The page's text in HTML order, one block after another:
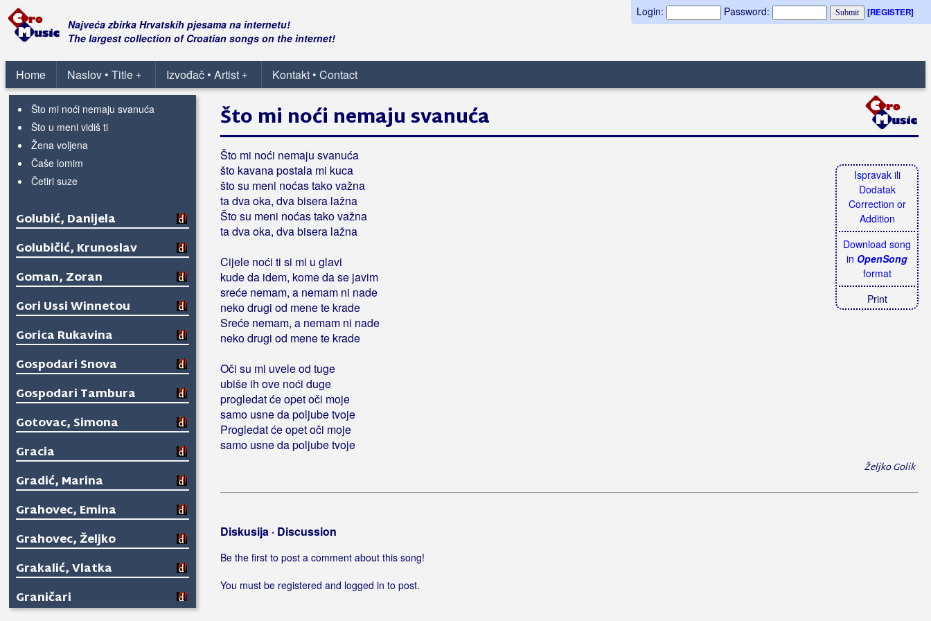
Login: Password: [REGISTER]
Najveća zbirka Hrvatskih pjesama na internetu!
The largest collection of Croatian songs on the internet!
Home +
Naslov • Title +
Izvođač • Artist Kontakt • Contact
Za mene nemoj brinuti
Zagrli me nježno
Zemljotres
Zora svanjava
Što mi noći nemaju svanuća
Što u meni vidiš ti
Žena voljena
Čaše lomim
Četiri suze
Golubić, Danijela
Golubičić, Krunoslav
Goman, Zoran
Gori Ussi Winnetou
Gorica Rukavina
Gospodari Snova
Gospodari Tambura
Gotovac, Simona
Gracia
Gradić, Marina
Grahovec, Emina
Grahovec, Željko
Grakalić, Vlatka
Graničari
Ispravak ili
Dodatak
Correction or
Addition
Download song
in OpenSong
format
Print
Što mi noći nemaju svanuća
Što mi noći nemaju svanuća
što kavana postala mi kuca
što su meni noćas tako važna
ta dva oka, dva bisera lažna
Što su meni noćas tako važna
ta dva oka, dva bisera lažna
Cijele noći ti si mi u glavi
kude da idem, kome da se javim
sreće nemam, a nemam ni nade
neko drugi od mene te krade
Sreće nemam, a nemam ni nade
neko drugi od mene te krade
Oči su mi uvele od tuge
ubiše ih ove noći duge
progledat će opet oči moje
samo usne da poljube tvoje
Progledat će opet oči moje
samo usne da poljube tvoje
Željko Golik
Diskusija · Discussion
Be the first to post a comment about this song!
You must be registered and logged in to post.